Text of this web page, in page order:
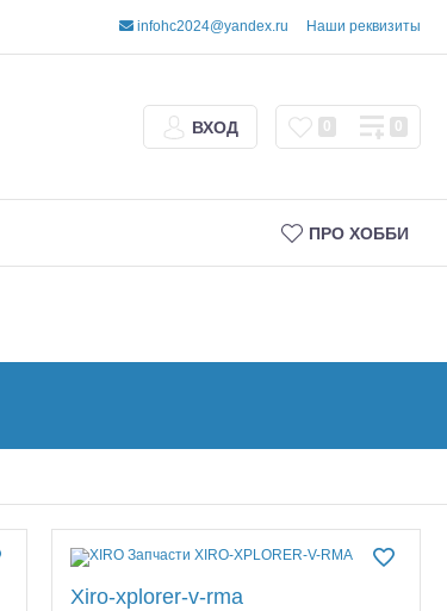
infohc2024@yandex.ru Наши реквизиты
ВХОД 0 0
ПРО ХОББИ
Xiro-xplorer-v-rma